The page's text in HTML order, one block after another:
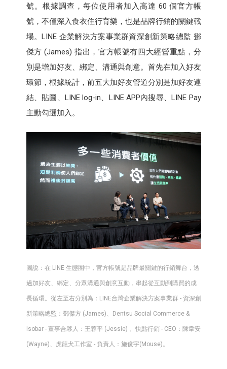
號。根據調查，每位使用者加入高達 60 個官方帳
號，不僅深入食衣住行育樂，也是品牌行銷的關鍵戰
場。LINE 企業解決方案事業群資深創新策略總監 鄧
傑方 (James) 指出，官方帳號有四大經營重點，分
別是增加好友、綁定、溝通與創意。首先在加入好友
環節，根據統計，前五大加好友管道分別是加好友連
結、貼圖、LINE log-in、LINE APP內搜尋、LINE Pay
主動勾選加入。
圖說：在 LINE 生態圈中，官方帳號是品牌最關鍵的行銷舞台，透
過加好友、綁定、分眾溝通與創意互動，串起從互動到購買的成
長循環。從左至右分別為：LINE台灣企業解決方案事業群 - 資深創
新策略總監：鄧傑方 (James)、Dentsu Social Commerce &
Isobar - 董事合夥人：王蓉平 (Jessie) 、快點行銷 - CEO：陳韋安
(Wayne)、虎龍犬工作室 - 負責人：施俊宇(Mouse)。